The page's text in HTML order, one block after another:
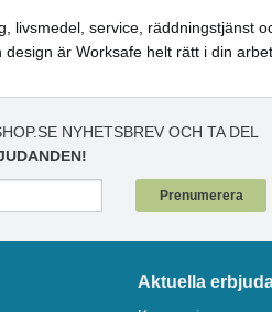
service, räddningstjänst
är Worksafe helt rätt i din
NYHETSBREV OCH TA DEL
Prenumerera
Aktuella